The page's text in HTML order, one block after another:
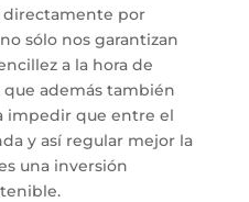
directamente por
sólo nos garantizan
a la hora de
además también
impedir que entre el
y así regular mejor la
una inversión